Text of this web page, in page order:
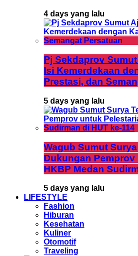
4 days yang lalu
Pj Sekdaprov
Isi Kemerdekaan
Prestasi, dan
5 days yang lalu
Wagub Sumut
Dukungan
HKBP Medan
5 days yang lalu
LIFESTYLE
Fashion
Hiburan
Kesehatan
Kuliner
Otomotif
Traveling